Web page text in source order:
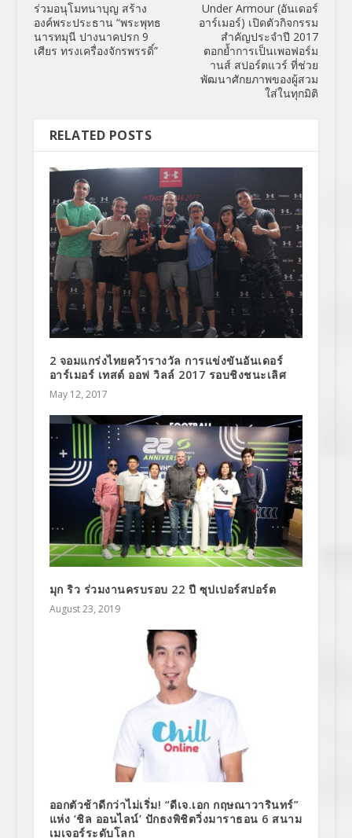
ร่วมอนุโมทนาบุญ สร้าง
องค์พระประธาน “พระพุทธ
นารทมุนี ปางนาคปรก 9
เศียร ทรงเครื่องจักรพรรดิ์”
Under Armour (อันเดอร์
อาร์เมอร์) เปิดตัวกิจกรรม
สำคัญประจำปี 2017
ตอกย้ำการเป็นเพอฟอร์ม
านส์ สปอร์ตแวร์ ที่ช่วย
พัฒนาศักยภาพของผู้สวม
ใส่ในทุกมิติ
RELATED POSTS
2 จอมแกร่งไทยคว้ารางวัล การแข่งขันอันเดอร์
อาร์เมอร์ เทสต์ ออฟ วิลล์ 2017 รอบชิงชนะเลิศ
May 12, 2017
มุก ริว ร่วมงานครบรอบ 22 ปี ซุปเปอร์สปอร์ต
August 23, 2019
ออกตัวช้าดีกว่าไม่เริ่ม! “ดีเจ.เอก กฤษณาวารินทร์”
แห่ง ‘ชิล ออนไลน์’ ปักธงพิชิตวิ่งมาราธอน 6 สนาม
เมเจอร์ระดับโลก